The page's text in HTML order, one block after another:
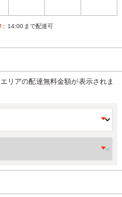
：14:00まで配達可
リアの配達無料金額が表示されま